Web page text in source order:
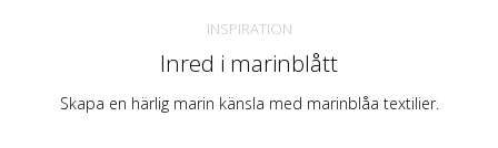
INSPIRATION
Inred i marinblått
Skapa en härlig marin känsla med marinblåa textilier.